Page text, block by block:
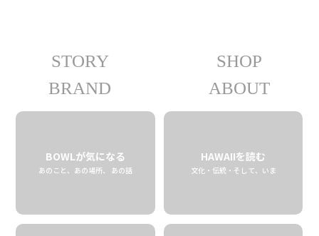
STORY
SHOP
BRAND
ABOUT
BOWLが気になる
あのこと、あの場所、 あの話
HAWAIIを読む
文化・伝統・そして、いま
生きていくうえでベースとなるもの。
それをきちんと知りたいなと思います。
「数字」で表された対価を支払えば、
なんでも手に入ってしまう便利なこの世界。